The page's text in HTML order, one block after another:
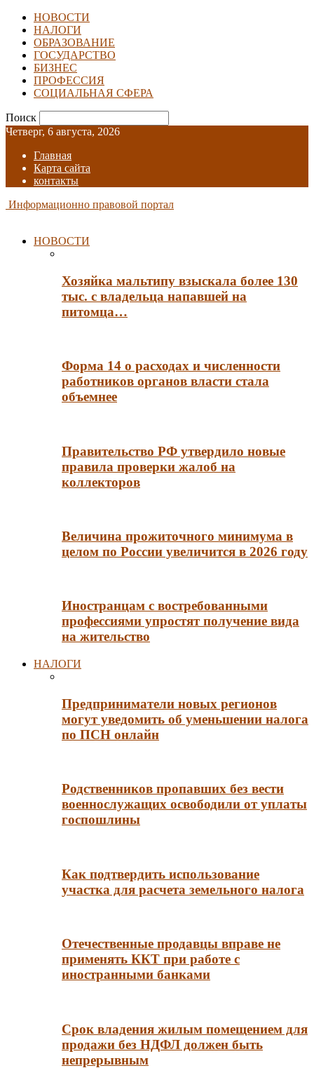
НОВОСТИ
НАЛОГИ
ОБРАЗОВАНИЕ
ГОСУДАРСТВО
БИЗНЕС
ПРОФЕССИЯ
СОЦИАЛЬНАЯ СФЕРА
Поиск
Четверг, 6 августа, 2026
Главная
Карта сайта
контакты
Информационно правовой портал
НОВОСТИ
Хозяйка мальтипу взыскала более 130
тыс. с владельца напавшей на
питомца…
Форма 14 о расходах и численности
работников органов власти стала
объемнее
Правительство РФ утвердило новые
правила проверки жалоб на
коллекторов
Величина прожиточного минимума в
целом по России увеличится в 2026 году
Иностранцам с востребованными
профессиями упростят получение вида
на жительство
НАЛОГИ
Предприниматели новых регионов
могут уведомить об уменьшении налога
по ПСН онлайн
Родственников пропавших без вести
военнослужащих освободили от уплаты
госпошлины
Как подтвердить использование
участка для расчета земельного налога
Отечественные продавцы вправе не
применять ККТ при работе с
иностранными банками
Срок владения жилым помещением для
продажи без НДФЛ должен быть
непрерывным